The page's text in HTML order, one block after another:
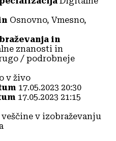
Osnovno, Vmesno,
in
znanosti in
/ podrobneje
v živo
17.05.2023 20:30
17.05.2023 21:15
v izobraževanju